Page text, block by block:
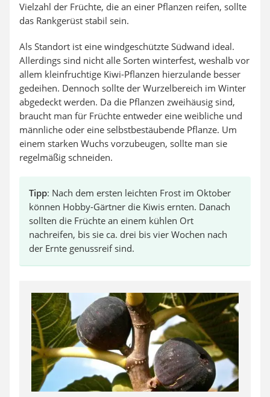
Vielzahl der Früchte, die an einer Pflanzen reifen, sollte
das Rankgerüst stabil sein.
Als Standort ist eine windgeschützte Südwand ideal.
Allerdings sind nicht alle Sorten winterfest, weshalb vor
allem kleinfruchtige Kiwi-Pflanzen hierzulande besser
gedeihen. Dennoch sollte der Wurzelbereich im Winter
abgedeckt werden. Da die Pflanzen zweihäusig sind,
braucht man für Früchte entweder eine weibliche und
männliche oder eine selbstbestäubende Pflanze. Um
einem starken Wuchs vorzubeugen, sollte man sie
regelmäßig schneiden.
Tipp: Nach dem ersten leichten Frost im Oktober
können Hobby-Gärtner die Kiwis ernten. Danach
sollten die Früchte an einem kühlen Ort
nachreifen, bis sie ca. drei bis vier Wochen nach
der Ernte genussreif sind.